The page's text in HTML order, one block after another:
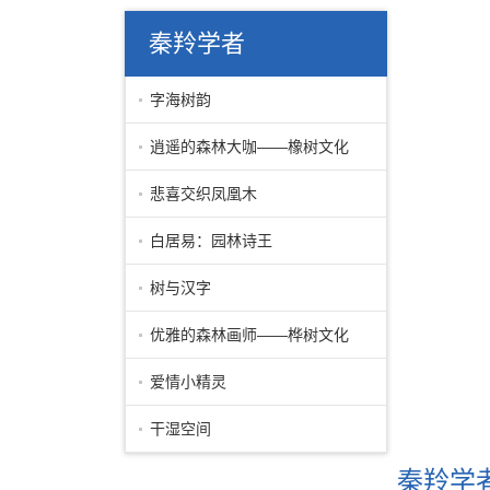
秦羚学者
字海树韵
逍遥的森林大咖——橡树文化
悲喜交织凤凰木
白居易：园林诗王
树与汉字
优雅的森林画师——桦树文化
爱情小精灵
干湿空间
秦羚学